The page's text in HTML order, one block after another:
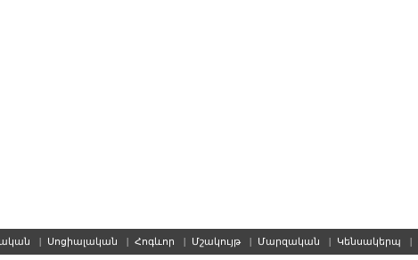
| Սոցիալական | Հոգևոր | Մշակույթ | Մարզական | Կենսակերպ |